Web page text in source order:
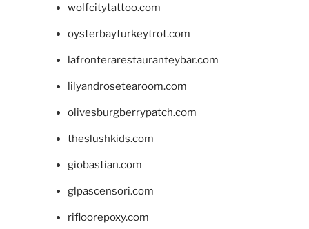
wolfcitytattoo.com
oysterbayturkeytrot.com
lafronterarestauranteybar.com
lilyandrosetearoom.com
olivesburgberrypatch.com
theslushkids.com
giobastian.com
glpascensori.com
rifloorepoxy.com